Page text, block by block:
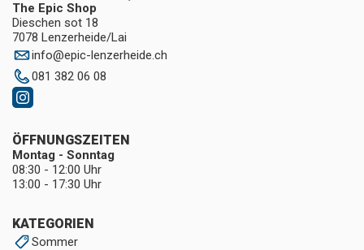
The Epic Shop
Dieschen sot 18
7078 Lenzerheide/Lai
info@epic-lenzerheide.ch
081 382 06 08
KATEGORIEN
Sommer
ÖFFNUNGSZEITEN
Montag - Sonntag
08:30 - 12:00 Uhr
13:00 - 17:30 Uhr